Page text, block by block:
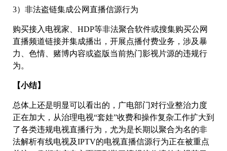
3）非法盗链集成公网直播信源行为
购买接入电视家、HDP等非法聚合软件或搜集购买公网
直播频道链接并集成播出，开展点播付费业务，涉及暴
力、色情、赌博内容或盗版当前热门影视片源的违规行
为。
【小结】
总体上还是明显可以看出的，广电部门对行业整治力度
正在加大，从治理电视“套娃”收费和操作复杂工作扩大到
了各类违规电视直播行为，尤为是长期以聚合为名的非
法解析有线电视及IPTV的电视直播信源行为正在被重点